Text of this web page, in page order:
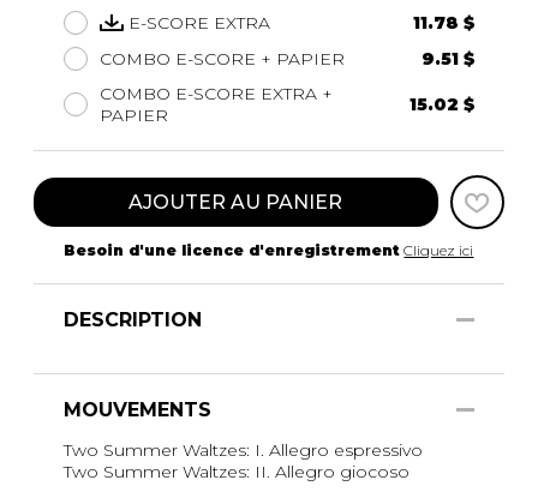
E-SCORE EXTRA
11.78 $
COMBO E-SCORE + PAPIER
9.51 $
COMBO E-SCORE EXTRA +
PAPIER
15.02 $
AJOUTER AU PANIER
Besoin d'une licence d'enregistrement Cliquez ici
DESCRIPTION
MOUVEMENTS
Two Summer Waltzes: I. Allegro espressivo
Two Summer Waltzes: II. Allegro giocoso